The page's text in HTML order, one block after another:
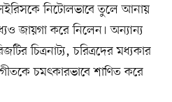
নিটোলভাবে তুলে আনায়
জায়গা করে নিলেন। অন্যান্য
চিত্রনাট্য, চরিত্রদের মধ্যকার
চমৎকারভাবে শাণিত করে